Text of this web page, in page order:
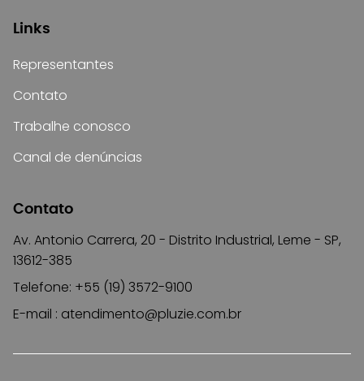
Links
Representantes
Contato
Trabalhe conosco
Canal de denúncias
Contato
Av. Antonio Carrera, 20 - Distrito Industrial, Leme - SP,
13612-385
Telefone: +55 (19) 3572-9100
E-mail : atendimento@pluzie.com.br